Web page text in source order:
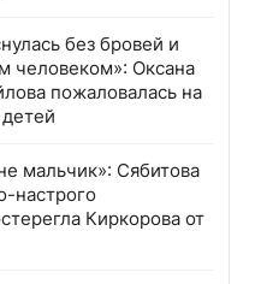
без бровей и
человеком»: Оксана
пожаловалась на
мальчик»: Сябитова
настрого
Киркорова от